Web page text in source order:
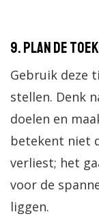
9. Plan de
Gebruik deze
stellen. Denk
doelen en
betekent niet
verliest; het
voor de
liggen.